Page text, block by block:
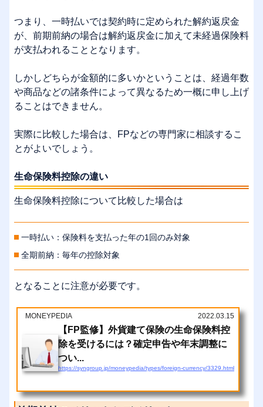
つまり、一時払いでは契約時に定められた解約返戻金
が、前期前納の場合は解約返戻金に加えて未経過保険料
が支払われることとなります。
しかしどちらが金額的に多いかということは、経過年数
や商品などの諸条件によって異なるため一概に申し上げ
ることはできません。
実際に比較した場合は、FPなどの専門家に相談するこ
とがよいでしょう。
生命保険料控除の違い
生命保険料控除について比較した場合は
一時払い：保険料を支払った年の1回のみ対象
全期前納：毎年の控除対象
となることに注意が必要です。
MONEYPEDIA 2022.03.15
【FP監修】外貨建て保険の生命保険料控
除を受けるには？確定申告や年末調整に
つい...
https://syngroup.jp/moneypedia/types/foreign-currency/3329.html